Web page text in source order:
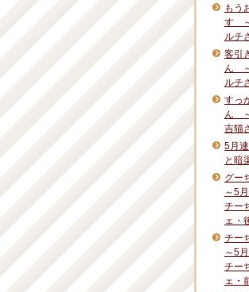
もう
す
ルチ
客引
ん
ルチ
すっ
ん
吉猫
5月
と暗
グー
～5
チー
ェ・
チー
～5
チー
ェ・